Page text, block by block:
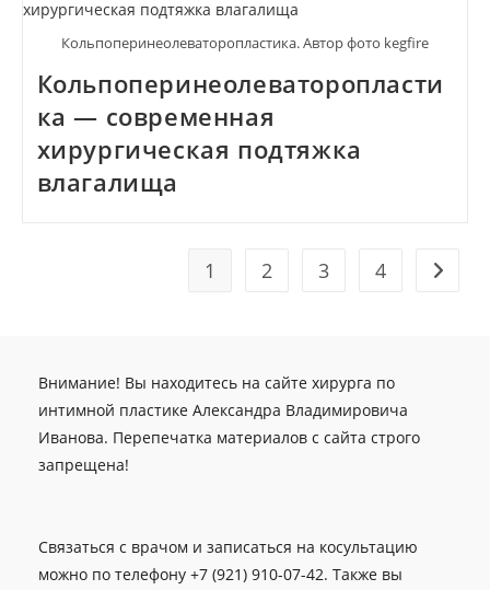
Кольпоперинеолеваторопластика. Автор фото kegfire
Кольпоперинеолеваторопласти
ка — современная
хирургическая подтяжка
влагалища
1 2 3 4
Внимание! Вы находитесь на сайте хирурга по
интимной пластике Александра Владимировича
Иванова. Перепечатка материалов с сайта строго
запрещена!
Связаться с врачом и записаться на косультацию
можно по телефону +7 (921) 910-07-42. Также вы